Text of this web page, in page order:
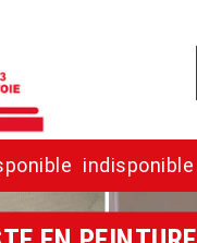
indisponible